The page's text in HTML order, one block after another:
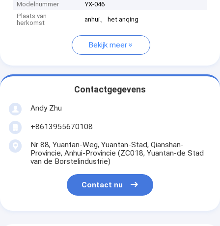
Modelnummer
YX-046
Plaats van
herkomst
anhui、 het anqing
Bekijk meer
Contactgegevens
Andy Zhu
+8613955670108
Nr 88, Yuantan-Weg, Yuantan-Stad, Qianshan-
Provincie, Anhui-Provincie (ZC018, Yuantan-de Stad
van de Borstelindustrie)
Contact nu